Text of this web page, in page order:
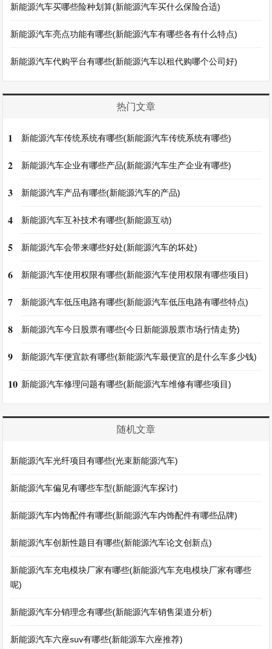
新能源汽车买哪些险种划算(新能源汽车买什么保险合适)
新能源汽车亮点功能有哪些(新能源汽车有哪些各有什么特点)
新能源汽车代购平台有哪些(新能源汽车以租代购哪个公司好)
热门文章
1 新能源汽车传统系统有哪些(新能源汽车传统系统有哪些)
2 新能源汽车企业有哪些产品(新能源汽车生产企业有哪些)
3 新能源汽车产品有哪些(新能源汽车的产品)
4 新能源汽车互补技术有哪些(新能源互动)
5 新能源汽车会带来哪些好处(新能源汽车的坏处)
6 新能源汽车使用权限有哪些(新能源汽车使用权限有哪些项目)
7 新能源汽车低压电路有哪些(新能源汽车低压电路有哪些特点)
8 新能源汽车今日股票有哪些(今日新能源股票市场行情走势)
9 新能源汽车便宜款有哪些(新能源汽车最便宜的是什么车多少钱)
10 新能源汽车修理问题有哪些(新能源汽车维修有哪些项目)
随机文章
新能源汽车光纤项目有哪些(光束新能源汽车)
新能源汽车偏见有哪些车型(新能源汽车探讨)
新能源汽车内饰配件有哪些(新能源汽车内饰配件有哪些品牌)
新能源汽车创新性题目有哪些(新能源汽车论文创新点)
新能源汽车充电模块厂家有哪些(新能源汽车充电模块厂家有哪些
呢)
新能源汽车分销理念有哪些(新能源汽车销售渠道分析)
新能源汽车六座suv有哪些(新能源车六座推荐)